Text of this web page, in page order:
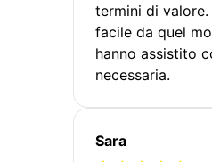
termini di
facile da quel
hanno assistito
necessaria.
Sara